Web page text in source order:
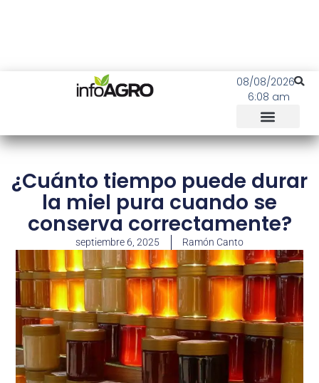
08/08/2026
6:08 am
¿Cuánto tiempo puede durar
la miel pura cuando se
conserva correctamente?
septiembre 6, 2025 Ramón Canto